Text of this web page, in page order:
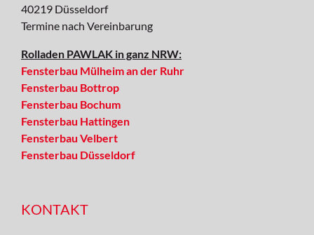
40219 Düsseldorf
Termine nach Vereinbarung
Rolladen PAWLAK in ganz NRW:
Fensterbau Mülheim an der Ruhr
Fensterbau Bottrop
Fensterbau Bochum
Fensterbau Hattingen
Fensterbau Velbert
Fensterbau Düsseldorf
KONTAKT